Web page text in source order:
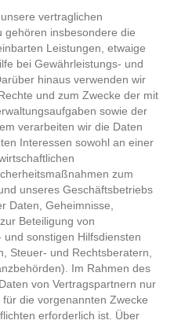
vertraglichen
gehören insbesondere die
Leistungen, etwaige
bei Gewährleistungs- und
hinaus verwenden wir
und zum Zwecke der mit
sowie der
verarbeiten wir die Daten
Interessen sowohl an einer
zum
unseres Geschäftsbetriebs
Daten, Geheimnisse,
Beteiligung von
sonstigen Hilfsdiensten
Steuer- und Rechtsberatern,
Im Rahmen des
von Vertragspartnern nur
die vorgenannten Zwecke
erforderlich ist. Über